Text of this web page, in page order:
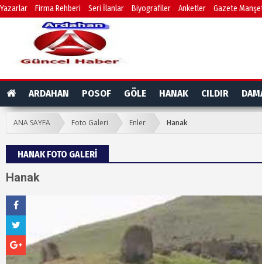
Yazarlar Firma Rehberi Seri İlanlar Biyografiler Anketler Gazete
ARDAHAN POSOF GÖLE HANAK CILDIR
ANA SAYFA Foto Galeri Enler Hanak
HANAK FOTO GALERİ
Hanak